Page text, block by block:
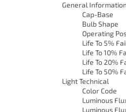
General Information
Cap-Base
Bulb Shape
Operating
Life To 5%
Life To 10%
Life To 20%
Life To 50%
Light Technical
Color Code
Luminous
Luminous